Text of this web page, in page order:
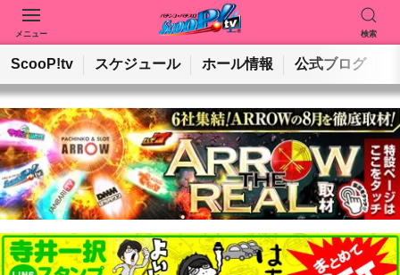
メニュー 検索
動画を検索 ホールを検索
検索
ScooP!tv スケジュール ホール情報 公式ブログ